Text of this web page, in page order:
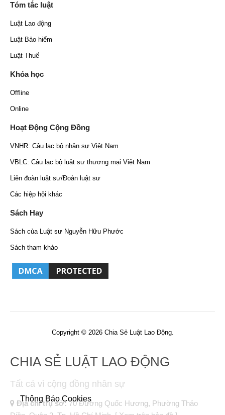
Tóm tắc luật
Luật Lao động
Luật Bảo hiểm
Luật Thuế
Khóa học
Offline
Online
Hoạt Động Cộng Đồng
VNHR: Câu lạc bộ nhân sự Việt Nam
VBLC: Câu lạc bộ luật sư thương mại Việt Nam
Liên đoàn luật sư/Đoàn luật sư
Các hiệp hội khác
Sách Hay
Sách của Luật sư Nguyễn Hữu Phước
Sách tham khảo
Copyright © 2026 Chia Sẻ Luật Lao Động.
CHIA SẺ LUẬT LAO ĐỘNG
Tất cả vì cộng đồng nhân sự
Địa chỉ trụ sở:70 Đường Quốc Hương, Phường Thảo
Thông Báo Cookies